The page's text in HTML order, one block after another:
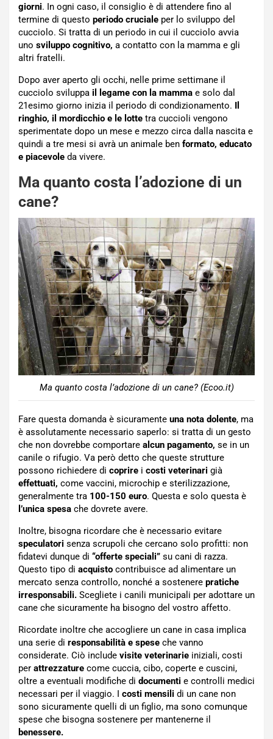
giorni. In ogni caso, il consiglio è di attendere fino al
termine di questo periodo cruciale per lo sviluppo del
cucciolo. Si tratta di un periodo in cui il cucciolo avvia
uno sviluppo cognitivo, a contatto con la mamma e gli
altri fratelli.
Dopo aver aperto gli occhi, nelle prime settimane il
cucciolo sviluppa il legame con la mamma e solo dal
21esimo giorno inizia il periodo di condizionamento. Il
ringhio, il mordicchio e le lotte tra cuccioli vengono
sperimentate dopo un mese e mezzo circa dalla nascita e
quindi a tre mesi si avrà un animale ben formato, educato
e piacevole da vivere.
Ma quanto costa l’adozione di un
cane?
Ma quanto costa l’adozione di un cane? (Ecoo.it)
Fare questa domanda è sicuramente una nota dolente, ma
è assolutamente necessario saperlo: si tratta di un gesto
che non dovrebbe comportare alcun pagamento, se in un
canile o rifugio. Va però detto che queste strutture
possono richiedere di coprire i costi veterinari già
effettuati, come vaccini, microchip e sterilizzazione,
generalmente tra 100-150 euro. Questa e solo questa è
l’unica spesa che dovrete avere.
Inoltre, bisogna ricordare che è necessario evitare
speculatori senza scrupoli che cercano solo profitti: non
fidatevi dunque di “offerte speciali” su cani di razza.
Questo tipo di acquisto contribuisce ad alimentare un
mercato senza controllo, nonché a sostenere pratiche
irresponsabili. Scegliete i canili municipali per adottare un
cane che sicuramente ha bisogno del vostro affetto.
Ricordate inoltre che accogliere un cane in casa implica
una serie di responsabilità e spese che vanno
considerate. Ciò include visite veterinarie iniziali, costi
per attrezzature come cuccia, cibo, coperte e cuscini,
oltre a eventuali modifiche di documenti e controlli medici
necessari per il viaggio. I costi mensili di un cane non
sono sicuramente quelli di un figlio, ma sono comunque
spese che bisogna sostenere per mantenerne il
benessere.